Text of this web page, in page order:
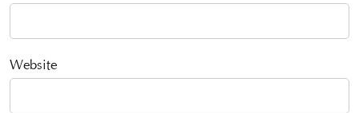
Website